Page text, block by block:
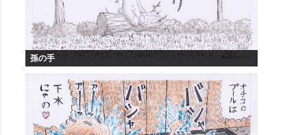
孫の手